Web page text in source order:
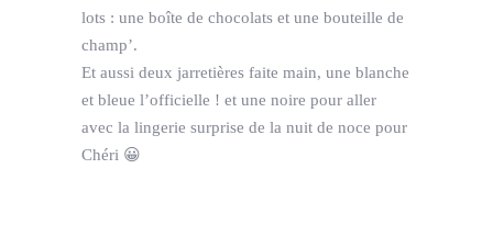
lots : une boîte de chocolats et une bouteille de
champ’.
Et aussi deux jarretières faite main, une blanche
et bleue l’officielle ! et une noire pour aller
avec la lingerie surprise de la nuit de noce pour
Chéri 😀